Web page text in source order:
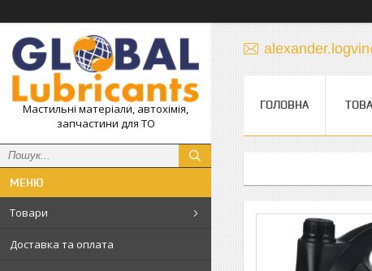
Мастильні матеріали, автохімія,
запчастини для ТО
Товари
Доставка та оплата
ГОЛОВНА